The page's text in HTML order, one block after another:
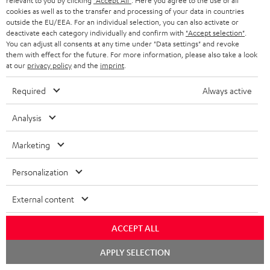
m
e
l
d
u
n
g
HEIMKINO
HEIMKINO-KOMPLETTANLAGEN
SOUNDBARS
STEREO
SMART HOME
BLUETOOTH-LAUTSPRECHER
KOPFHÖRER
BLUETOOTH-KOPFHÖRER
Unternehmen
SUPPORT
KARRIERE
PRESSE & MARKETING
GESCHÄFTSKUNDEN
PARTNERPROGRAMM
BLOG
NEWSLETTER
STORES
DEINE VORTEILE BEI TEUFEL
Teufel Onlineshops
DEUTSCHLAND
ÖSTERREICH
SCHWEIZ
NIEDERLANDE
BELGIEN
cookies as well as to the transfer and processing of your data in countries
outside the EU/EEA. For an individual selection, you can also activate or
deactivate each category individually and confirm with "Accept selection"
You can adjust all consents at any time under "Data settings" and revoke
them with effect for the future. For more information, please also take a look
at our privacy policyand the imprint
Required Always active
Analysis
Marketing
Personalization
External content
ACCEPT ALL
APPLY SELECTION